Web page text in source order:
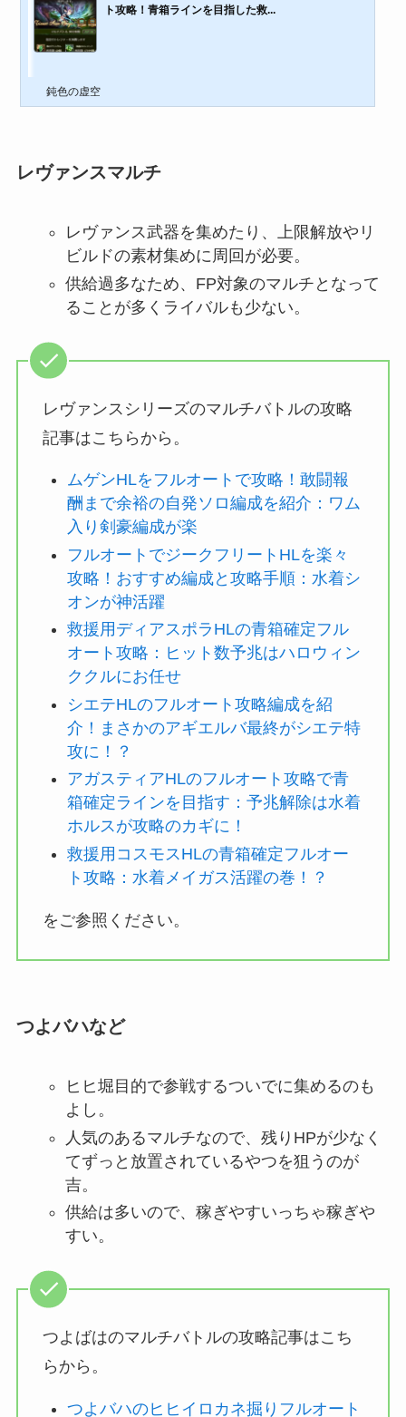
ト攻略！青箱ラインを目指した救...
鈍色の虚空
レヴァンスマルチ
レヴァンス武器を集めたり、上限解放やリ
ビルドの素材集めに周回が必要。
供給過多なため、FP対象のマルチとなって
ることが多くライバルも少ない。
レヴァンスシリーズのマルチバトルの攻略
記事はこちらから。
ムゲンHLをフルオートで攻略！敢闘報
酬まで余裕の自発ソロ編成を紹介：ワム
入り剣豪編成が楽
フルオートでジークフリートHLを楽々
攻略！おすすめ編成と攻略手順：水着シ
オンが神活躍
救援用ディアスポラHLの青箱確定フル
オート攻略：ヒット数予兆はハロウィン
ククルにお任せ
シエテHLのフルオート攻略編成を紹
介！まさかのアギエルバ最終がシエテ特
攻に！？
アガスティアHLのフルオート攻略で青
箱確定ラインを目指す：予兆解除は水着
ホルスが攻略のカギに！
救援用コスモスHLの青箱確定フルオー
ト攻略：水着メイガス活躍の巻！？
をご参照ください。
つよバハなど
ヒヒ堀目的で参戦するついでに集めるのも
よし。
人気のあるマルチなので、残りHPが少なく
てずっと放置されているやつを狙うのが
吉。
供給は多いので、稼ぎやすいっちゃ稼ぎや
すい。
つよばはのマルチバトルの攻略記事はこち
らから。
つよバハのヒヒイロカネ掘りフルオート